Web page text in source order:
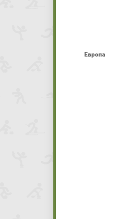
Европа